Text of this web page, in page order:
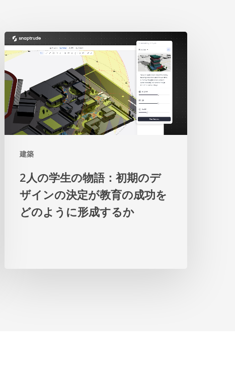
建築
2
人
の
学
生
の
物
語：
2人の学生の物語：初期のデ
ザインの決定が教育の成功を
どのように形成するか